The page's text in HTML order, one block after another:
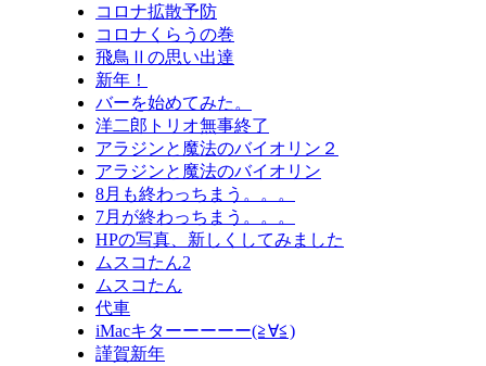
コロナ拡散予防
コロナくらうの巻
飛鳥Ⅱの思い出達
新年！
バーを始めてみた。
洋二郎トリオ無事終了
アラジンと魔法のバイオリン２
アラジンと魔法のバイオリン
8月も終わっちまう。。。
7月が終わっちまう。。。
HPの写真、新しくしてみました
ムスコたん2
ムスコたん
代車
iMacキターーーーー(≧∀≦)
謹賀新年